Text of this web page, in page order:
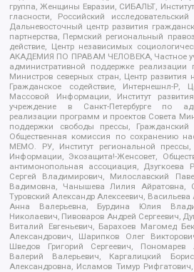
группа, Женщины Евразии, СИБАЛЬТ,
гласности, Российский
Дальневосточный центр развития
партнерства, Пермский региональный
действие, Центр независимых
АКАДЕМИЯ ПО ПРАВАМ ЧЕЛОВЕКА, Частное
административной поддержке реализации
Министров северных стран, Центр развития
Гражданское содействие, Интернешнл-
Массовой Информации, Институт
учреждение в Санкт-Петербурге по
реализации программ и проектов Совета
поддержки свободы прессы,
Общественная комиссия по сохранению
МЕМО. РУ, Институт региональной
Информации, Экозащита!-Женсовет,
антимонопольная ассоциация, Дзугкоева
Сергей Владимирович, Милославский
Вадимовна, Чанышева Лилия Айратовна,
Туровский Александр Алексеевич, Васильева
Анна Валерьевна, Бурдина Юлия
Николаевич, Пивоваров Андрей Сергеевич,
Виталий Евгеньевич, Барахоев Магомед
Александрович, Шарипков Олег
Шведов Григорий Сергеевич, Пономарев
Валерий Валерьевич, Каргалицкий
Александровна, Исламов Тимур